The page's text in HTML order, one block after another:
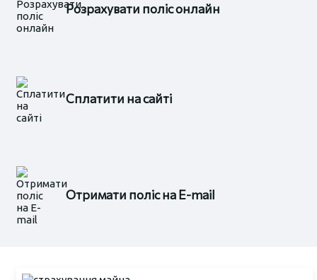
Розрахувати поліс онлайн
Сплатити на сайті
Отримати поліс на E-mail